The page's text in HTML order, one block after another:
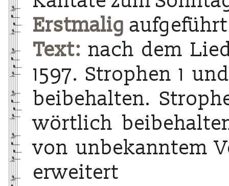
Erstmalig aufgeführt
Text: nach dem
1597. Strophen 1
beibehalten.
wörtlich
von unbekanntem
erweitert